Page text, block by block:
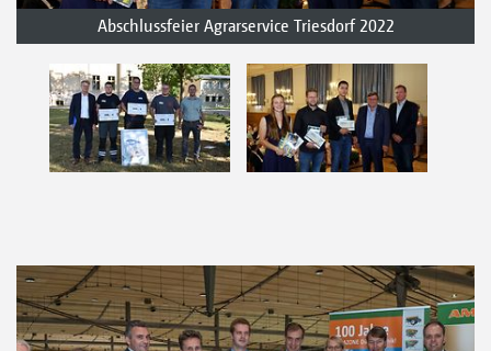
Abschlussfeier Agrarservice Triesdorf 2022